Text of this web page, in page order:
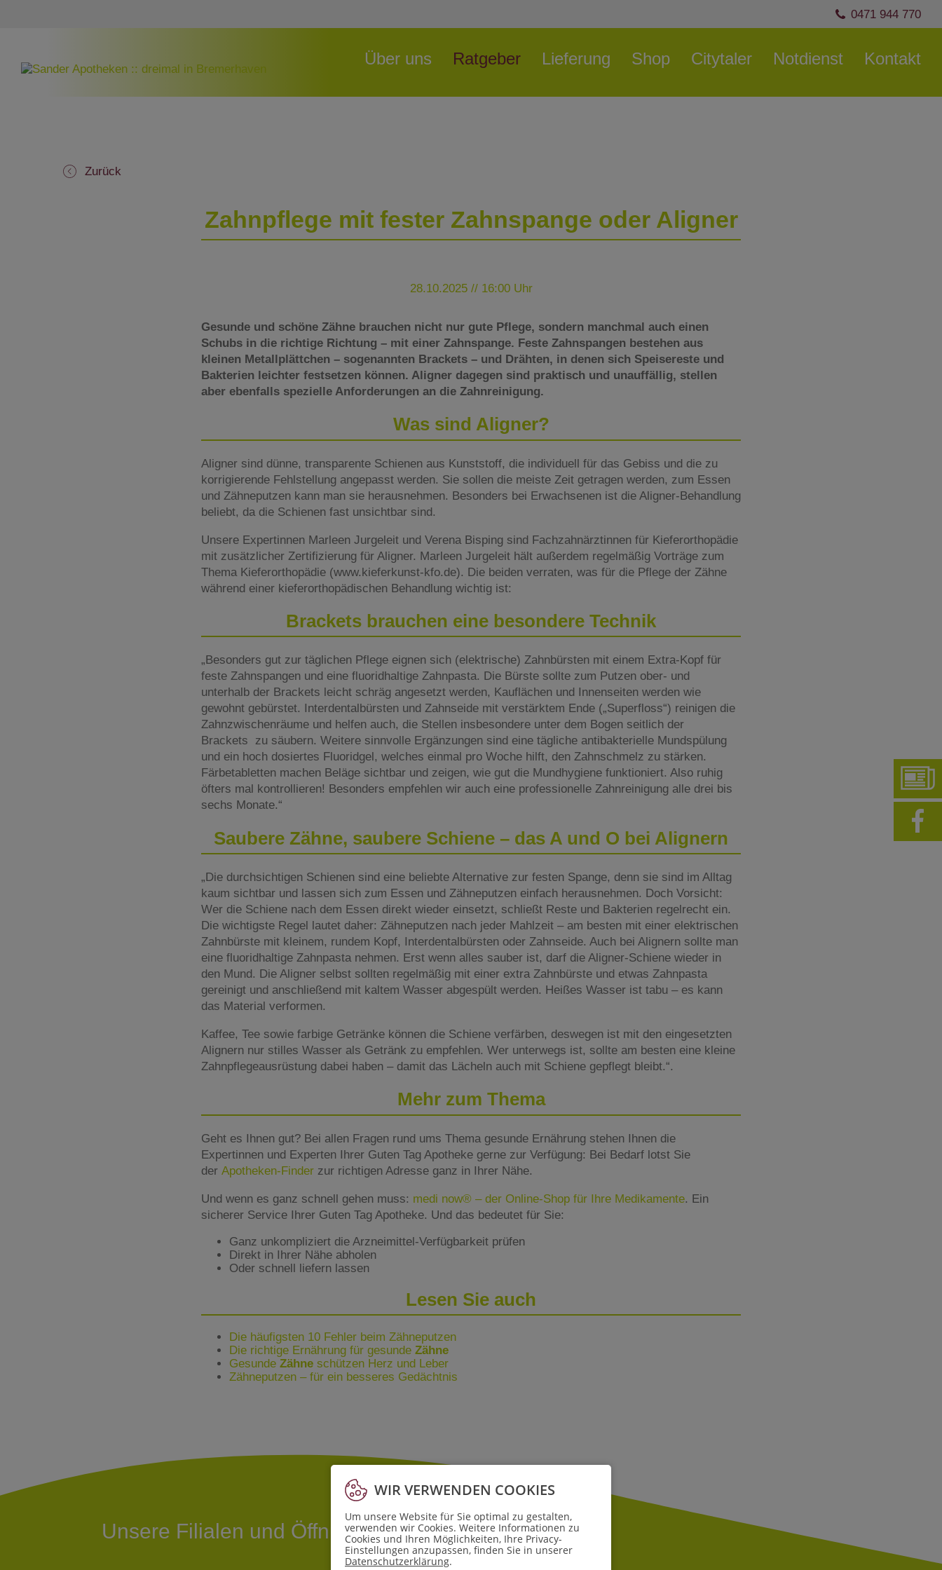
0471 944 770
Navigation
überspringen
Über uns Ratgeber Lieferung Shop Citytaler Notdienst Kontakt
Zurück
Zahnpflege mit fester Zahnspange oder Aligner
28.10.2025 // 16:00 Uhr
Gesunde und schöne Zähne brauchen nicht nur gute Pflege, sondern manchmal auch einen
Schubs in die richtige Richtung – mit einer Zahnspange. Feste Zahnspangen bestehen aus
kleinen Metallplättchen – sogenannten Brackets – und Drähten, in denen sich Speisereste und
Bakterien leichter festsetzen können. Aligner dagegen sind praktisch und unauffällig, stellen
aber ebenfalls spezielle Anforderungen an die Zahnreinigung.
Was sind Aligner?
Aligner sind dünne, transparente Schienen aus Kunststoff, die individuell für das Gebiss und die zu
korrigierende Fehlstellung angepasst werden. Sie sollen die meiste Zeit getragen werden, zum Essen
und Zähneputzen kann man sie herausnehmen. Besonders bei Erwachsenen ist die Aligner-Behandlung
beliebt, da die Schienen fast unsichtbar sind.
Unsere Expertinnen Marleen Jurgeleit und Verena Bisping sind Fachzahnärztinnen für Kieferorthopädie
mit zusätzlicher Zertifizierung für Aligner. Marleen Jurgeleit hält außerdem regelmäßig Vorträge zum
Thema Kieferorthopädie (www.kieferkunst-kfo.de). Die beiden verraten, was für die Pflege der Zähne
während einer kieferorthopädischen Behandlung wichtig ist:
Brackets brauchen eine besondere Technik
„Besonders gut zur täglichen Pflege eignen sich (elektrische) Zahnbürsten mit einem Extra-Kopf für
feste Zahnspangen und eine fluoridhaltige Zahnpasta. Die Bürste sollte zum Putzen ober- und
unterhalb der Brackets leicht schräg angesetzt werden, Kauflächen und Innenseiten werden wie
gewohnt gebürstet. Interdentalbürsten und Zahnseide mit verstärktem Ende („Superfloss“) reinigen die
Zahnzwischenräume und helfen auch, die Stellen insbesondere unter dem Bogen seitlich der
Brackets zu säubern. Weitere sinnvolle Ergänzungen sind eine tägliche antibakterielle Mundspülung
und ein hoch dosiertes Fluoridgel, welches einmal pro Woche hilft, den Zahnschmelz zu stärken.
Färbetabletten machen Beläge sichtbar und zeigen, wie gut die Mundhygiene funktioniert. Also ruhig
öfters mal kontrollieren! Besonders empfehlen wir auch eine professionelle Zahnreinigung alle drei bis
sechs Monate.“
Saubere Zähne, saubere Schiene – das A und O bei Alignern
„Die durchsichtigen Schienen sind eine beliebte Alternative zur festen Spange, denn sie sind im Alltag
kaum sichtbar und lassen sich zum Essen und Zähneputzen einfach herausnehmen. Doch Vorsicht:
Wer die Schiene nach dem Essen direkt wieder einsetzt, schließt Reste und Bakterien regelrecht ein.
Die wichtigste Regel lautet daher: Zähneputzen nach jeder Mahlzeit – am besten mit einer elektrischen
Zahnbürste mit kleinem, rundem Kopf, Interdentalbürsten oder Zahnseide. Auch bei Alignern sollte man
eine fluoridhaltige Zahnpasta nehmen. Erst wenn alles sauber ist, darf die Aligner-Schiene wieder in
den Mund. Die Aligner selbst sollten regelmäßig mit einer extra Zahnbürste und etwas Zahnpasta
gereinigt und anschließend mit kaltem Wasser abgespült werden. Heißes Wasser ist tabu – es kann
das Material verformen.
Kaffee, Tee sowie farbige Getränke können die Schiene verfärben, deswegen ist mit den eingesetzten
Alignern nur stilles Wasser als Getränk zu empfehlen. Wer unterwegs ist, sollte am besten eine kleine
Zahnpflegeausrüstung dabei haben – damit das Lächeln auch mit Schiene gepflegt bleibt.“.
Mehr zum Thema
Geht es Ihnen gut? Bei allen Fragen rund ums Thema gesunde Ernährung stehen Ihnen die
Expertinnen und Experten Ihrer Guten Tag Apotheke gerne zur Verfügung: Bei Bedarf lotst Sie
der Apotheken-Finder zur richtigen Adresse ganz in Ihrer Nähe.
Und wenn es ganz schnell gehen muss: medi now® – der Online-Shop für Ihre Medikamente. Ein
sicherer Service Ihrer Guten Tag Apotheke. Und das bedeutet für Sie:
Ganz unkompliziert die Arzneimittel-Verfügbarkeit prüfen
Direkt in Ihrer Nähe abholen
Oder schnell liefern lassen
Lesen Sie auch
Die häufigsten 10 Fehler beim Zähneputzen
Die richtige Ernährung für gesunde Zähne
Gesunde Zähne schützen Herz und Leber
Zähneputzen – für ein besseres Gedächtnis
Unsere Filialen und Öffnungszeiten
WIR VERWENDEN COOKIES
Um unsere Website für Sie optimal zu gestalten,
verwenden wir Cookies. Weitere Informationen zu
Cookies und Ihren Möglichkeiten, Ihre Privacy-
Einstellungen anzupassen, finden Sie in unserer
Datenschutzerklärung.